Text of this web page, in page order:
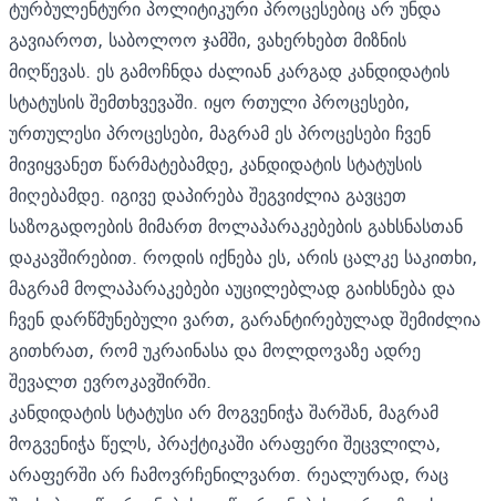
ტურბულენტური პოლიტიკური პროცესებიც არ უნდა
გავიაროთ, საბოლოო ჯამში, ვახერხებთ მიზნის
მიღწევას. ეს გამოჩნდა ძალიან კარგად კანდიდატის
სტატუსის შემთხვევაში. იყო რთული პროცესები,
ურთულესი პროცესები, მაგრამ ეს პროცესები ჩვენ
მივიყვანეთ წარმატებამდე, კანდიდატის სტატუსის
მიღებამდე. იგივე დაპირება შეგვიძლია გავცეთ
საზოგადოების მიმართ მოლაპარაკებების გახსნასთან
დაკავშირებით. როდის იქნება ეს, არის ცალკე საკითხი,
მაგრამ მოლაპარაკებები აუცილებლად გაიხსნება და
ჩვენ დარწმუნებული ვართ, გარანტირებულად შემიძლია
გითხრათ, რომ უკრაინასა და მოლდოვაზე ადრე
შევალთ ევროკავშირში.
კანდიდატის სტატუსი არ მოგვენიჭა შარშან, მაგრამ
მოგვენიჭა წელს, პრაქტიკაში არაფერი შეცვლილა,
არაფერში არ ჩამოვრჩენილვართ. რეალურად, რაც